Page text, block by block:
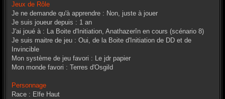
Jeux de Rôle
Je ne demande qu'à apprendre : Non, juste à jouer
Je suis joueur depuis : 1 an
J'ai joué à : La Boite d'Initiation, Anathazerîn en cours (scénario 8)
Je suis maitre de jeu : Oui, de la Boite d'Initiation de DD et de
Invincible
Mon système de jeu favori : Le jdr papier
Mon monde favori : Terres d'Osgild
Personnage
Race : Elfe Haut